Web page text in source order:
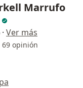
Marrufo
· Ver más
69 opinión